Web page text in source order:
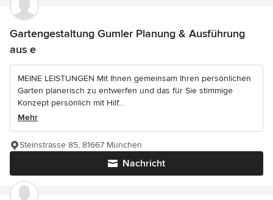
Gartengestaltung Gumler Planung & Ausführung
aus e
MEINE LEISTUNGEN Mit Ihnen gemeinsam Ihren persönlichen
Garten planerisch zu entwerfen und das für Sie stimmige
Konzept persönlich mit Hilf...
Mehr
Nachricht
Steinstrasse 85, 81667 München